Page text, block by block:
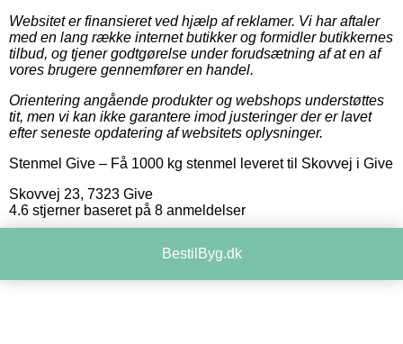
Websitet er finansieret ved hjælp af reklamer. Vi har aftaler
med en lang række internet butikker og formidler butikkernes
tilbud, og tjener godtgørelse under forudsætning af at en af
vores brugere gennemfører en handel.
Orientering angående produkter og webshops understøttes
tit, men vi kan ikke garantere imod justeringer der er lavet
efter seneste opdatering af websitets oplysninger.
Stenmel Give – Få 1000 kg stenmel leveret til Skovvej i Give
Skovvej 23, 7323 Give
4.6 stjerner baseret på 8 anmeldelser
BestilByg.dk